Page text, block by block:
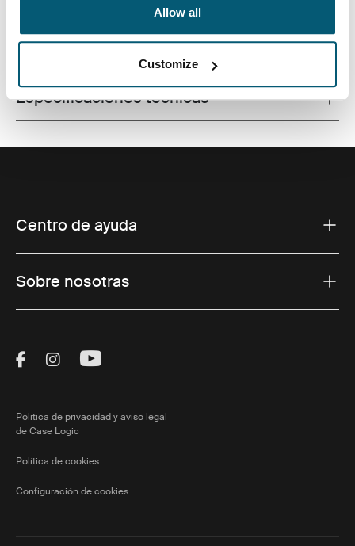
Allow all
Customize
Todas las características
Especificaciones técnicas
Centro de ayuda
Sobre nosotras
Visit Thule on Facebook (external link)
Visit Thule on Instagram (external link)
Visit Thule on Youtube (external
Política de privacidad y aviso legal
de Case Logic
Política de cookies
Configuración de cookies